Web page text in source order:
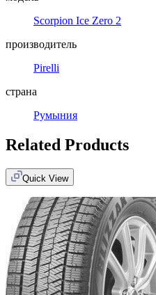
Scorpion Ice Zero 2
производитель
Pirelli
страна
Румыния
Related Products
Quick View